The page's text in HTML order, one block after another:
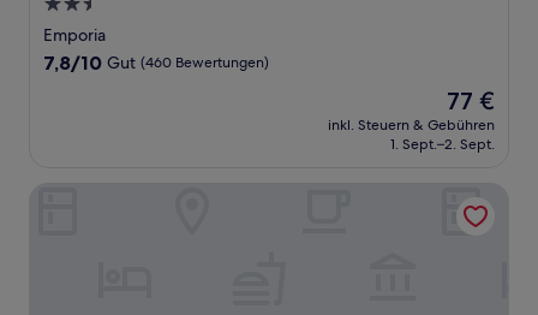
2.5-
Sterne-
Unterkunft
Emporia
7.8
7,8/10 Gut (460 Bewertungen)
Der
Preis
beträgt
77 €
inkl. Steuern & Gebühren
1. Sept.–2. Sept.
Holiday Inn Express Hotel & Suites Emporia by IHG